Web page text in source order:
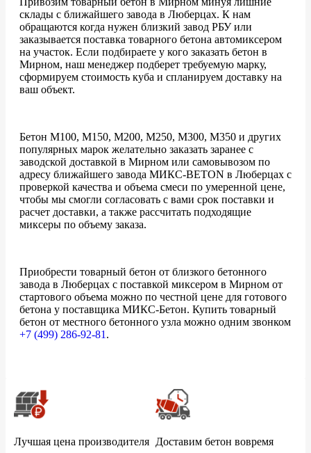
склады с ближайшего завода в Люберцах. К нам
обращаются когда нужен близкий завод РБУ или
заказывается поставка товарного бетона автомиксером
на участок. Если подбираете у кого заказать бетон в
Мирном, наш менеджер подберет требуемую марку,
сформируем стоимость куба и спланируем доставку на
ваш объект.
Бетон М100, М150, М200, М250, М300, М350 и других
популярных марок желательно заказать заранее с
заводской доставкой в Мирном или самовывозом по
адресу ближайшего завода МИКС-BETON в Люберцах с
проверкой качества и объема смеси по умеренной цене,
чтобы мы смогли согласовать с вами срок поставки и
расчет доставки, а также рассчитать подходящие
миксеры по объему заказа.
Приобрести товарный бетон от близкого бетонного
завода в Люберцах с поставкой миксером в Мирном от
стартового объема можно по честной цене для готового
бетона у поставщика МИКС-Бетон. Купить товарный
бетон от местного бетонного узла можно одним звонком
+7 (499) 286-92-81 .
Лучшая цена производителя Доставим бетон вовремя